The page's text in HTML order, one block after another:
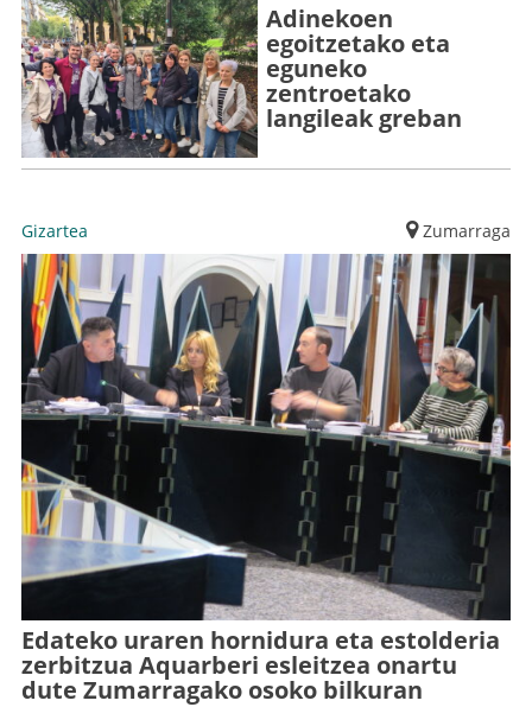
Adinekoen
egoitzetako eta
eguneko
zentroetako
langileak greban
Gizartea Zumarraga
Edateko uraren hornidura eta estolderia
zerbitzua Aquarberi esleitzea onartu
dute Zumarragako osoko bilkuran